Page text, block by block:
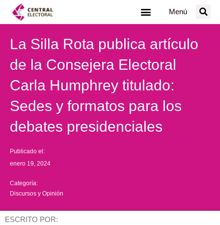
Menú
La Silla Rota publica artículo
de la Consejera Electoral
Carla Humphrey titulado:
Sedes y formatos para los
debates presidenciales
Publicado el:
enero 19, 2024
Categoría:
Discursos y Opinión
ESCRITO POR: